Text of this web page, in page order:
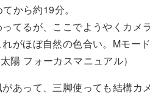
から約19分。
ってるが、ここでようやくカメ
がほぼ自然の色合い。Mモー
陽 フォーカスマニュアル）
あって、三脚使っても結構カ